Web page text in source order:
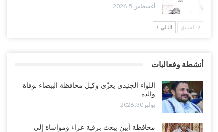
أغسطس 5, 2026
خلافات الرواتب تشعل مواجهة داخل معسكر التحالف… والإصلاح يصعّد
تعميد الشهادات يشعل غضباً واسعاً..!
أغسطس 5, 2026
ملفات المال والنفط..!
أغسطس 5, 2026
السابق التالي
أنشطة وفعاليات
اللواء الجنيدي يعزّي وكيل محافظة الببضاء بوفاة
والده
يوليو 30, 2026
محافظة أبين يبعث برقية عزاء ومواساة إلى